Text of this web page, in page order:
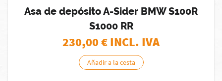
Asa de depósito A-Sider BMW S100R
S1000 RR
230,00€ INCL. IVA
Añadir a la cesta